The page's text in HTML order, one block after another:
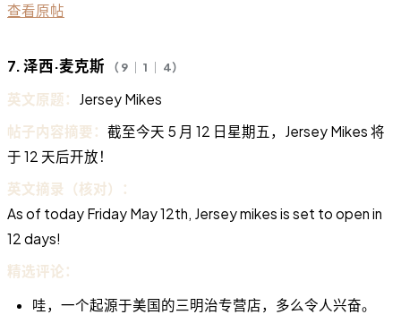
查看原帖
7. 泽西·麦克斯 （ 9 ｜ 1 ｜ 4）
英文原题： Jersey Mikes
帖子内容摘要： 截至今天 5 月 12 日星期五，Jersey Mikes 将
于 12 天后开放！
英文摘录（核对）：
As of today Friday May 12th, Jersey mikes is set to open in
12 days!
精选评论：
哇，一个起源于美国的三明治专营店，多么令人兴奋。